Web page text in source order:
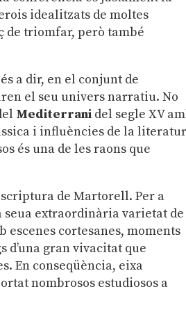
idealitzats de moltes
de triomfar, però també
a dir, en el conjunt de
el seu univers narratiu. No
Mediterrani del segle XV
i influències de la
és una de les raons que
de Martorell. Per a
seua extraordinària varietat de
escenes cortesanes, moments
gran vivacitat que
En conseqüència, eixa
nombrosos estudiosos a